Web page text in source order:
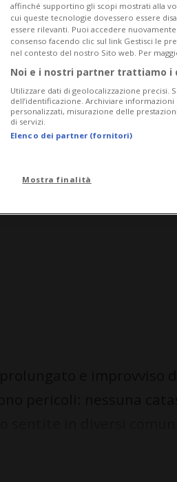
affinché supportino gli scopi mostrati alla
cui queste tecnologie dovessero essere
essere rilevanti. Puoi accedere
consenso facendo clic sul link Gestisci le
nel contesto del nostro Sito web. Per
Noi e i nostri partner trattiamo i
Utilizzare dati di geolocalizzazione precisi.
dell’identificazione. Archiviare
personalizzati, misurazione delle
di servizi.
Elenco dei partner (fornitori)
Mostra finalità